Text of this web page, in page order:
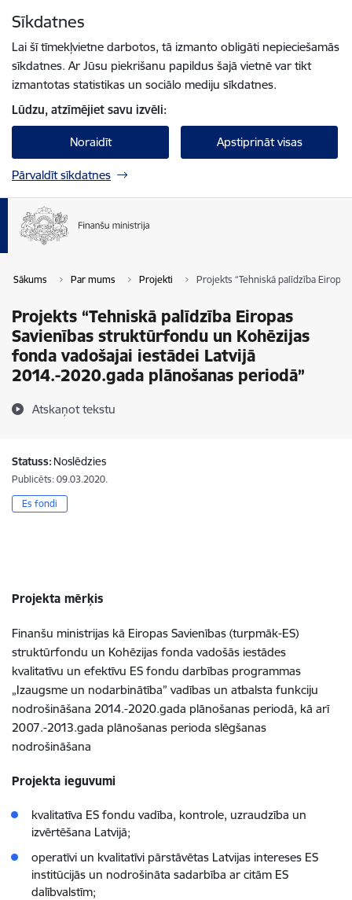
Sīkdatnes
Lai šī tīmekļvietne darbotos, tā izmanto obligāti nepieciešamās
sīkdatnes. Ar Jūsu piekrišanu papildus šajā vietnē var tikt
izmantotas statistikas un sociālo mediju sīkdatnes.
Lūdzu, atzīmējiet savu izvēli:
Noraidīt Apstiprināt visas
Pārvaldīt sīkdatnes
Sākums Par mums Projekti Projekts “Tehniskā palīdzība
Projekts “Tehniskā palīdzība Eiropas
Savienības struktūrfondu un Kohēzijas
fonda vadošajai iestādei Latvijā
2014.-2020.gada plānošanas periodā”
Atskaņot tekstu
Statuss: Noslēdzies
Publicēts: 09.03.2020.
Es fondi
Projekta mērķis
Finanšu ministrijas kā Eiropas Savienības (turpmāk-ES)
struktūrfondu un Kohēzijas fonda vadošās iestādes
kvalitatīvu un efektīvu ES fondu darbības programmas
„Izaugsme un nodarbinātība” vadības un atbalsta funkciju
nodrošināšana 2014.-2020.gada plānošanas periodā, kā arī
2007.-2013.gada plānošanas perioda slēgšanas
nodrošināšana
Projekta ieguvumi
kvalitatīva ES fondu vadība, kontrole, uzraudzība un
izvērtēšana Latvijā;
operatīvi un kvalitatīvi pārstāvētas Latvijas intereses ES
institūcijās un nodrošināta sadarbība ar citām ES
dalībvalstīm;